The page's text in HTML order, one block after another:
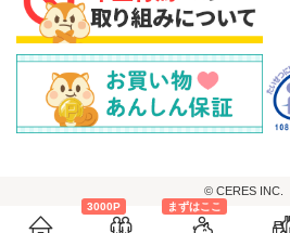
3000P まずはここ
© CERES INC.